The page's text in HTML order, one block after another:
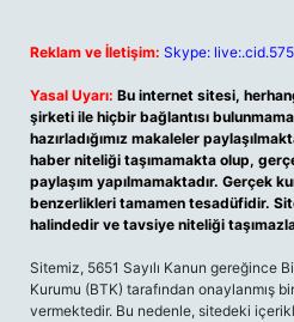
Reklam ve İletişim: Skype:
Yasal Uyarı: Bu internet sitesi,
şirketi ile hiçbir bağlantısı
hazırladığımız makaleler
haber niteliği taşımamakta olup,
paylaşım yapılmamaktadır. Gerçek
benzerlikleri tamamen tesadüfidir.
halindedir ve tavsiye niteliği
Sitemiz, 5651 Sayılı Kanun gereğince
Kurumu (BTK) tarafından onaylanmış
vermektedir. Bu nedenle, sitedeki